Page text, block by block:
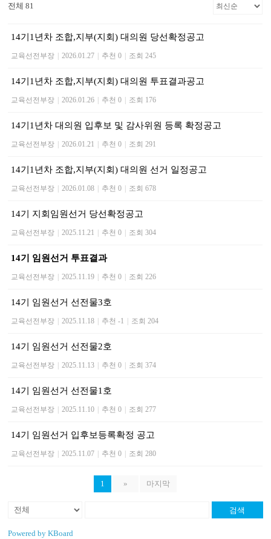
전체 81
14기1년차 조합,지부(지회) 대의원 당선확정공고
교육선전부장 | 2026.01.27 | 추천 0 | 조회 245
14기1년차 조합,지부(지회) 대의원 투표결과공고
교육선전부장 | 2026.01.26 | 추천 0 | 조회 176
14기1년차 대의원 입후보 및 감사위원 등록 확정공고
교육선전부장 | 2026.01.21 | 추천 0 | 조회 291
14기1년차 조합,지부(지회) 대의원 선거 일정공고
교육선전부장 | 2026.01.08 | 추천 0 | 조회 678
14기 지회임원선거 당선확정공고
교육선전부장 | 2025.11.21 | 추천 0 | 조회 304
14기 임원선거 투표결과
교육선전부장 | 2025.11.19 | 추천 0 | 조회 226
14기 임원선거 선전물3호
교육선전부장 | 2025.11.18 | 추천 -1 | 조회 204
14기 임원선거 선전물2호
교육선전부장 | 2025.11.13 | 추천 0 | 조회 374
14기 임원선거 선전물1호
교육선전부장 | 2025.11.10 | 추천 0 | 조회 277
14기 임원선거 입후보등록확정 공고
교육선전부장 | 2025.11.07 | 추천 0 | 조회 280
1 » 마지막
검색
Powered by KBoard